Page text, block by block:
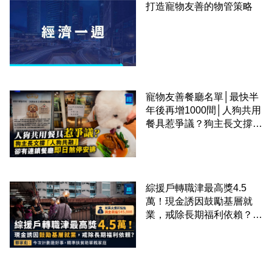
打造寵物友善的物管策略
寵物友善餐廳名單│最快半
年後再增1000間│人狗共用
餐具惹爭議？狗主長文撐
綜援戶轉職津最高獎4.5
萬！現金誘因鼓勵基層就
業，戒除長期福利依賴？鄧